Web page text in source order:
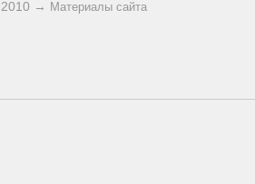
, 2010 → Материалы сайта